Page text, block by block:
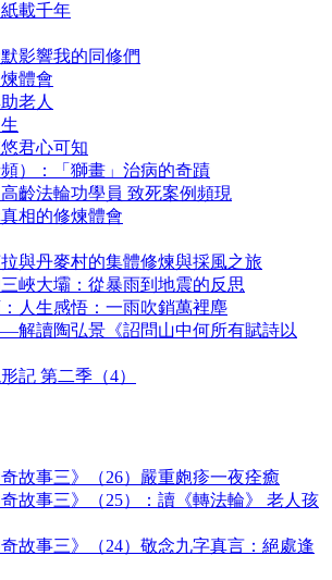
載千年
影響我的同修們
體會
老人
君心可知
）：「獅畫」治病的奇蹟
齡法輪功學員 致死案例頻現
相的修煉體會
與丹麥村的集體修煉與採風之旅
峽大壩：從暴雨到地震的反思
人生感悟：一雨吹銷萬裡塵
解讀陶弘景《詔問山中何所有賦詩以
記 第二季（4）
奇故事三》（26）嚴重皰疹一夜痊癒
奇故事三》（25）：讀《轉法輪》 老人孩
奇故事三》（24）敬念九字真言：絕處逢